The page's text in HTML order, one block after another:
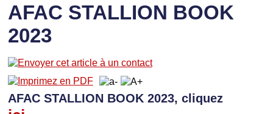
AFAC STALLION BOOK
2023
AFAC STALLION BOOK 2023, cliquez